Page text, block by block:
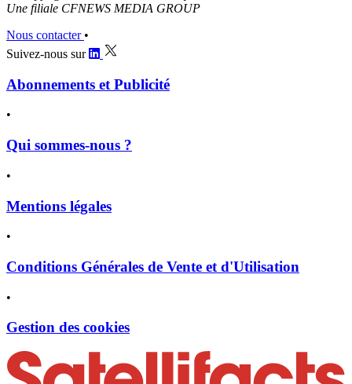
Une filiale CFNEWS MEDIA GROUP
Nous contacter •
Suivez-nous sur
Abonnements et Publicité
•
Qui sommes-nous ?
•
Mentions légales
•
Conditions Générales de Vente et d'Utilisation
•
Gestion des cookies